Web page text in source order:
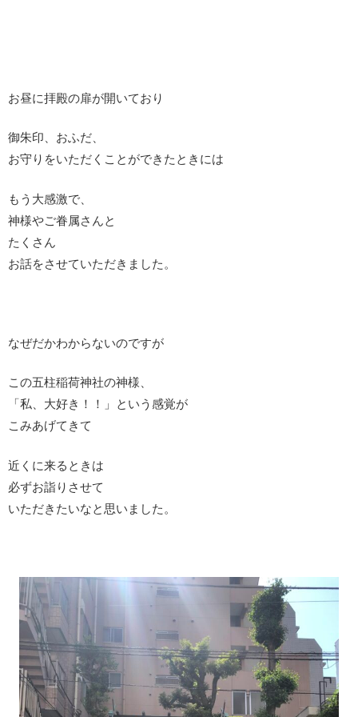
お昼に拝殿の扉が開いており
御朱印、おふだ、
お守りをいただくことができたときには
もう大感激で、
神様やご眷属さんと
たくさん
お話をさせていただきました。
なぜだかわからないのですが
この五柱稲荷神社の神様、
「私、大好き！！」という感覚が
こみあげてきて
近くに来るときは
必ずお詣りさせて
いただきたいなと思いました。